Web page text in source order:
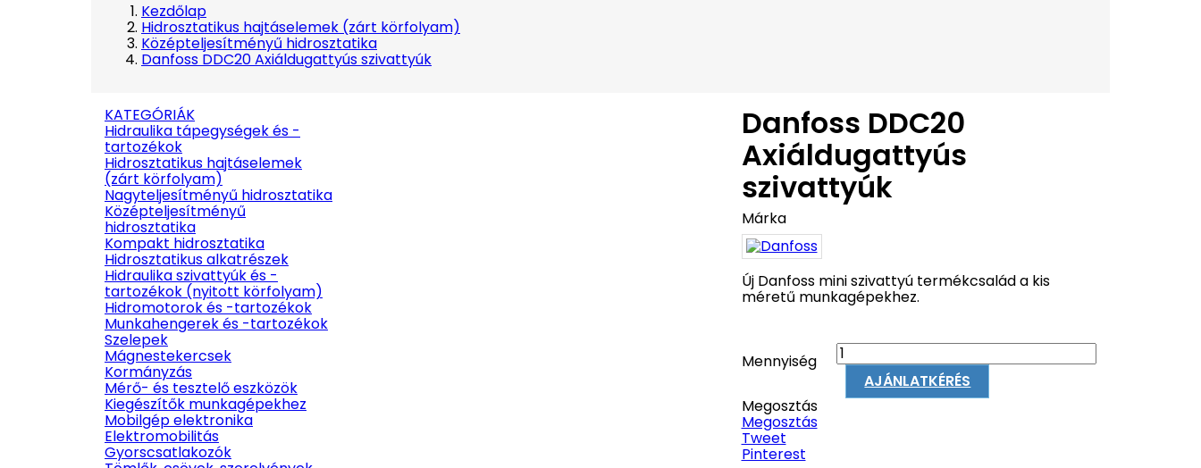
Kezdőlap
Hidrosztatikus hajtáselemek (zárt körfolyam)
Középteljesítményű hidrosztatika
Danfoss DDC20 Axiáldugattyús szivattyúk
KATEGÓRIÁK
Hidraulika tápegységek és -
tartozékok
Hidrosztatikus hajtáselemek
(zárt körfolyam)
Nagyteljesítményű hidrosztatika
Középteljesítményű
hidrosztatika
Kompakt hidrosztatika
Hidrosztatikus alkatrészek
Hidraulika szivattyúk és -
tartozékok (nyitott körfolyam)
Hidromotorok és -tartozékok
Munkahengerek és -tartozékok
Szelepek
Mágnestekercsek
Kormányzás
Mérő- és tesztelő eszközök
Kiegészítők munkagépekhez
Mobilgép elektronika
Elektromobilitás
Gyorscsatlakozók
Danfoss DDC20
Axiáldugattyús
szivattyúk
Márka
Új Danfoss mini szivattyú termékcsalád a kis
méretű munkagépekhez.
Mennyiség
AJÁNLATKÉRÉS
Megosztás
Megosztás
Tweet
Pinterest